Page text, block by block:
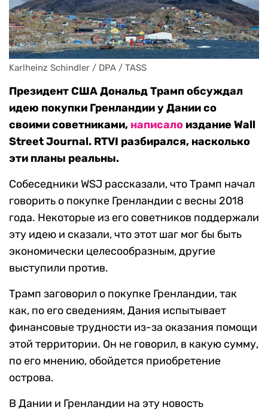
Karlheinz Schindler / DPA / TASS
Президент США Дональд Трамп обсуждал
идею покупки Гренландии у Дании со
своими советниками, написало издание Wall
Street Journal. RTVI разбирался, насколько
эти планы реальны.
Собеседники WSJ рассказали, что Трамп начал
говорить о покупке Гренландии с весны 2018
года. Некоторые из его советников поддержали
эту идею и сказали, что этот шаг мог бы быть
экономически целесообразным, другие
выступили против.
Трамп заговорил о покупке Гренландии, так
как, по его сведениям, Дания испытывает
финансовые трудности из-за оказания помощи
этой территории. Он не говорил, в какую сумму,
по его мнению, обойдется приобретение
острова.
В Дании и Гренландии на эту новость